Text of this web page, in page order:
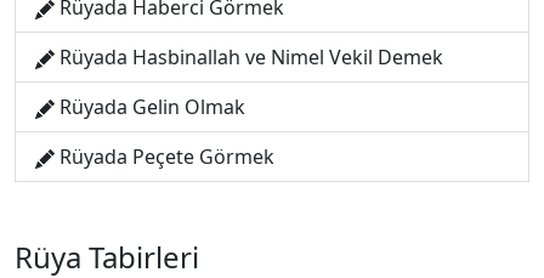
Rüyada Haberci Görmek
Rüyada Hasbinallah ve Nimel Vekil Demek
Rüyada Gelin Olmak
Rüyada Peçete Görmek
Rüya Tabirleri